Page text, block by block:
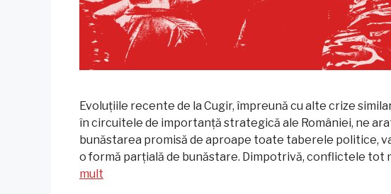
Evoluțiile recente de la Cugir, împreună cu alte crize
în circuitele de importanță strategică ale României, ne
bunăstarea promisă de aproape toate taberele politice,
o formă parțială de bunăstare. Dimpotrivă, conflictele tot
mult